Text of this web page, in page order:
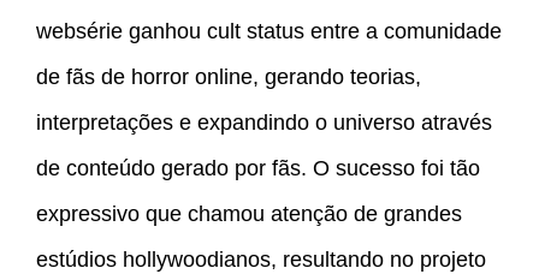
websérie ganhou cult status entre a comunidade
de fãs de horror online, gerando teorias,
interpretações e expandindo o universo através
de conteúdo gerado por fãs. O sucesso foi tão
expressivo que chamou atenção de grandes
estúdios hollywoodianos, resultando no projeto